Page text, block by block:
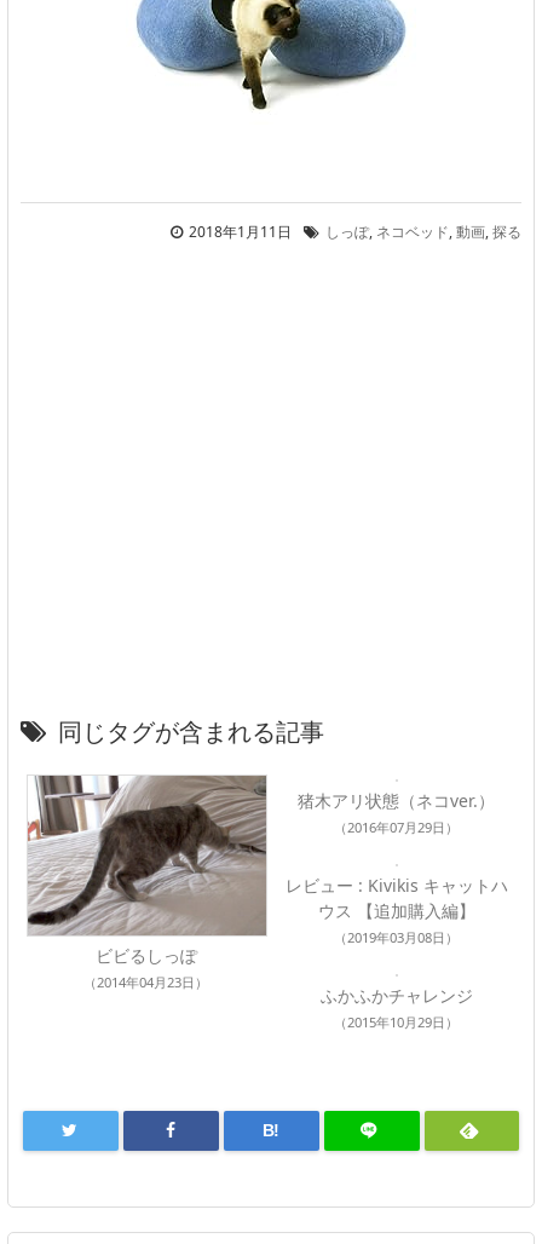
2018年1月11日 しっぽ, ネコベッド,動画,探る
同じタグが含まれる記事
ビビるしっぽ
（2014年04月23日）
猪木アリ状態（ネコver.）
（2016年07月29日）
レビュー : Kivikis キャットハ
ウス 【追加購入編】
（2019年03月08日）
ふかふかチャレンジ
（2015年10月29日）
B!